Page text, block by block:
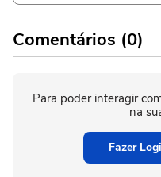
Comentários (0)
Para poder interagir
na
Fazer